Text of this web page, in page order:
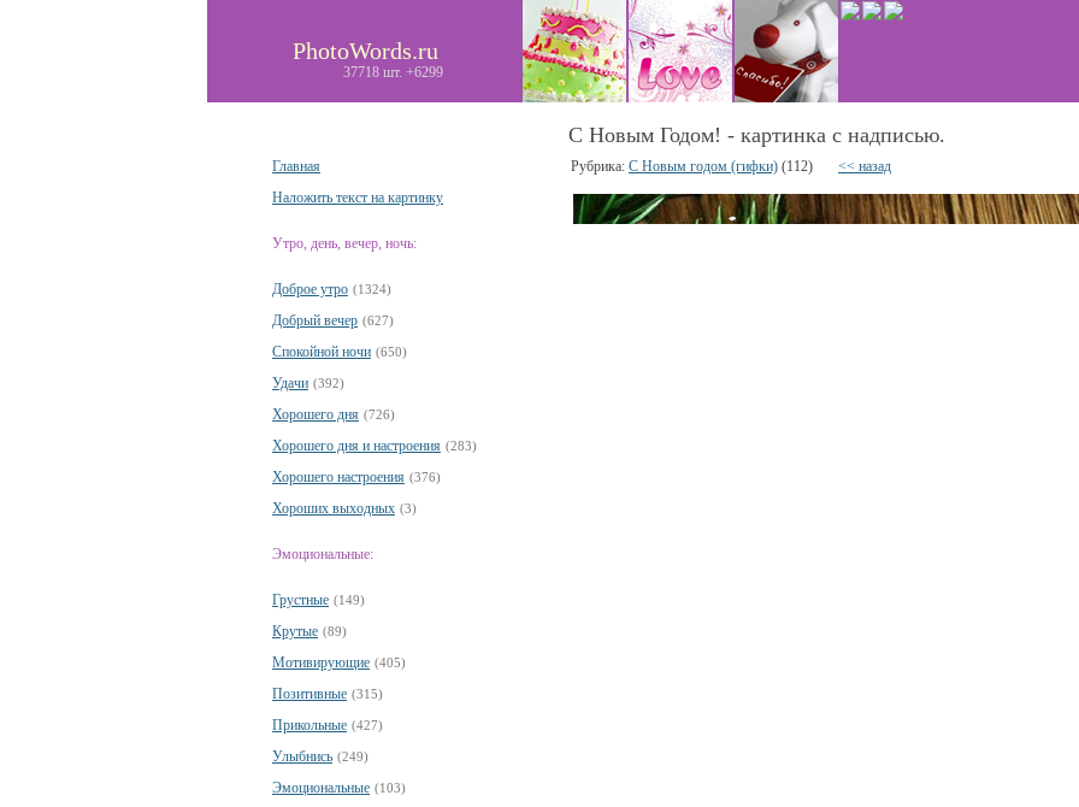
PhotoWords.ru
37718 шт. +6299
Главная
Наложить текст на картинку
Утро, день, вечер, ночь:
Доброе утро (1324)
Добрый вечер (627)
Спокойной ночи (650)
Удачи (392)
Хорошего дня (726)
Хорошего дня и настроения (283)
Хорошего настроения (376)
Хороших выходных (3)
Эмоциональные:
Грустные (149)
Крутые (89)
Мотивирующие (405)
Позитивные (315)
Прикольные (427)
Улыбнись (249)
Эмоциональные (103)
С Новым Годом! - картинка с надписью.
Рубрика: С Новым годом (гифки) (112) << назад